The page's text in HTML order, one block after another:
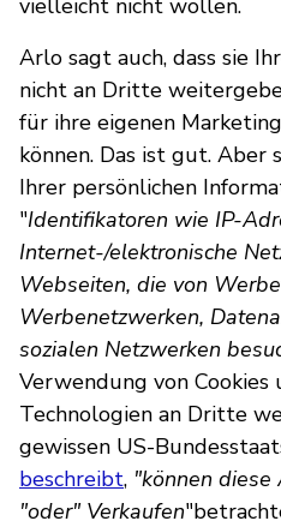
Arlo sagt auch, dass sie
nicht an Dritte
für ihre eigenen
können. Das ist gut. Aber
Ihrer persönlichen
"Identifikatoren wie IP-
Internet-/elektronische
Webseiten, die von
Werbenetzwerken,
sozialen Netzwerken
Verwendung von Cookies
Technologien an Dritte
gewissen US-
beschreibt, "können
"oder" Verkaufen